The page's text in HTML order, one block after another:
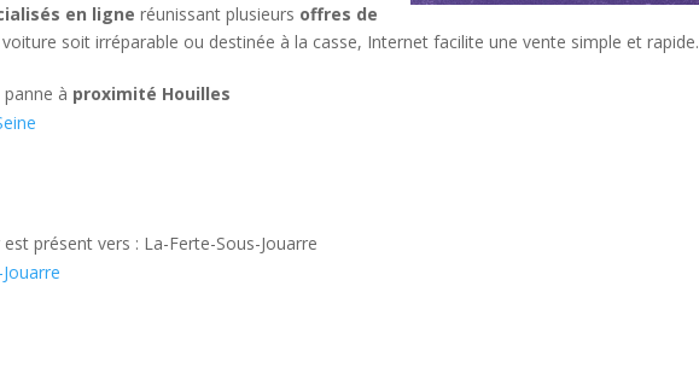
en ligne réunissant plusieurs offres de
soit irréparable ou destinée à la casse, Internet facilite une vente simple et rapide.
à proximité Houilles
présent vers : La-Ferte-Sous-Jouarre